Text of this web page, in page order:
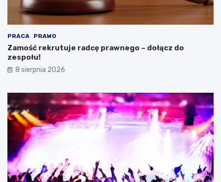
C
y
f
r
o
w
r
z
ł
a
2
.
p
o
ł
u
!
PRACA PRAWO
Zamość rekrutuje radcę prawnego – dołącz do
zespołu!
8 sierpnia 2026